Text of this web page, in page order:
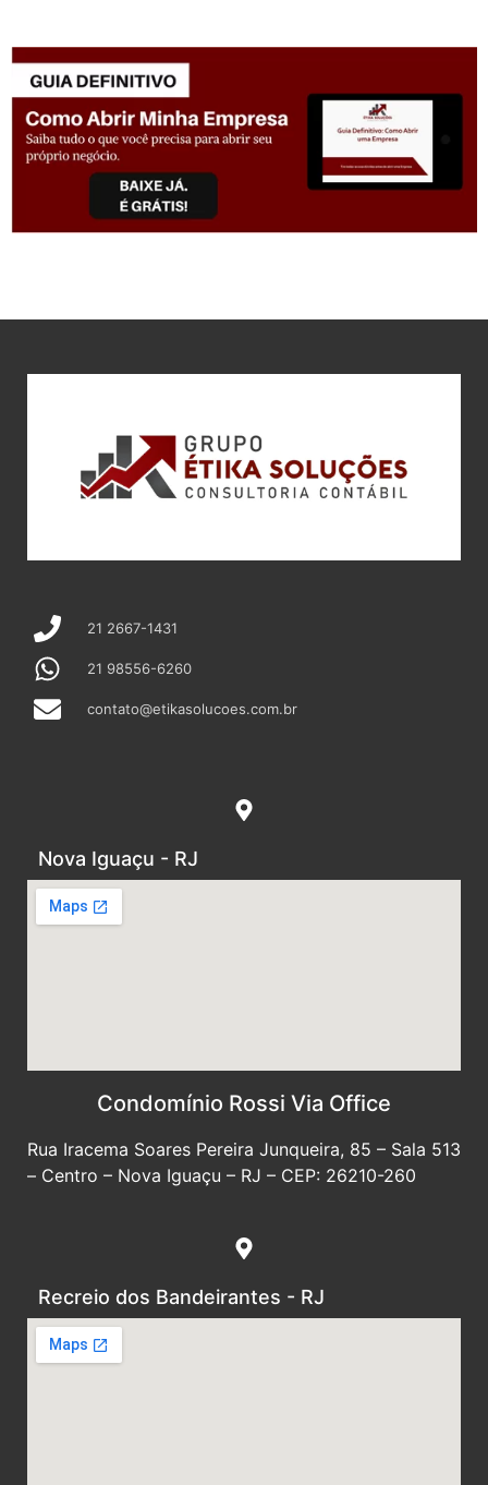
21 2667-1431
21 98556-6260
contato@etikasolucoes.com.br
Nova Iguaçu - RJ
Condomínio Rossi Via Office
Rua Iracema Soares Pereira Junqueira, 85 – Sala 513
– Centro – Nova Iguaçu – RJ – CEP: 26210-260
Recreio dos Bandeirantes - RJ